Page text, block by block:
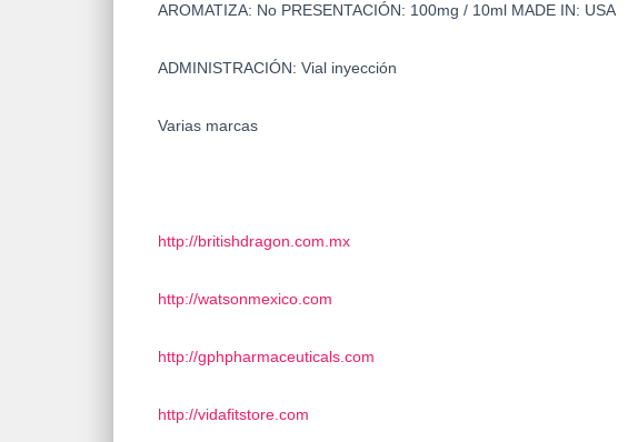
AROMATIZA: No PRESENTACIÓN: 100mg / 10ml MADE IN: USA
ADMINISTRACIÓN: Vial inyección
Varias marcas
http://britishdragon.com.mx
http://watsonmexico.com
http://gphpharmaceuticals.com
http://vidafitstore.com